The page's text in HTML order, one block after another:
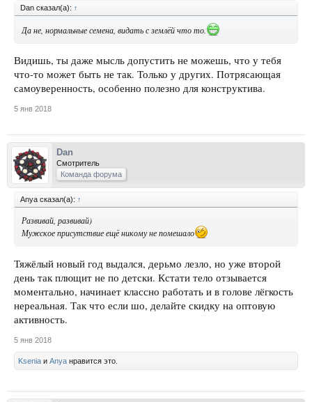
Dan сказал(а): ↑
Да не, нормальные семена, видать с землёй что то.
Видишь, ты даже мысль допустить не можешь, что у тебя
что-то может быть не так. Только у других. Потрясающая
самоуверенность, особенно полезно для конструктива.
5 янв 2018
Dan
Смотритель
Команда форума
Anya сказал(а): ↑
Развивай, развивай)
Мужское присутствие ещё никому не помешало
Тяжёлый новый год выдался, дерьмо лезло, но уже второй
день так плющит не по детски. Кстати тело отзывается
моментально, начинает классно работать и в голове лёгкость
нереальная. Так что если шо, делайте скидку на оптовую
активность.
5 янв 2018
Ksenia и Anya нравится это.